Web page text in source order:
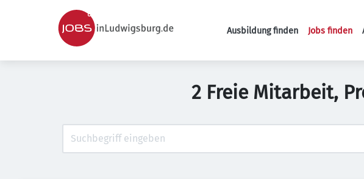
Ausbildung finden Jobs finden
2 Freie Mitarbeit,